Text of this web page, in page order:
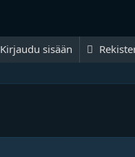
Kirjaudu sisään